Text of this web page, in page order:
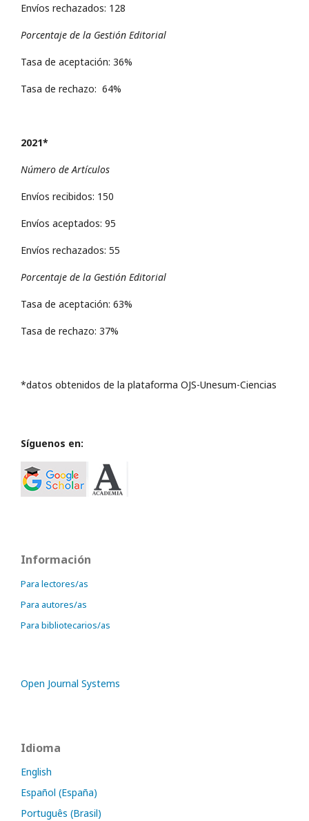
Envíos rechazados: 128
Porcentaje de la Gestión Editorial
Tasa de aceptación: 36%
Tasa de rechazo: 64%
2021*
Número de Artículos
Envíos recibidos: 150
Envíos aceptados: 95
Envíos rechazados: 55
Porcentaje de la Gestión Editorial
Tasa de aceptación: 63%
Tasa de rechazo: 37%
*datos obtenidos de la plataforma OJS-Unesum-Ciencias
Síguenos en:
Información
Para lectores/as
Para autores/as
Para bibliotecarios/as
Open Journal Systems
Idioma
English
Español (España)
Português (Brasil)